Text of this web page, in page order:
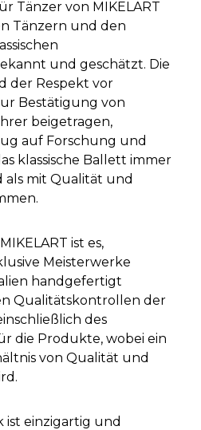
Tänzer von MIKELART
Tänzern und den
und geschätzt. Die
der Respekt vor
Bestätigung von
beigetragen,
auf Forschung und
klassische Ballett immer
als mit Qualität und
ist es,
Meisterwerke
handgefertigt
Qualitätskontrollen der
des
die Produkte, wobei ein
von Qualität und
ist einzigartig und